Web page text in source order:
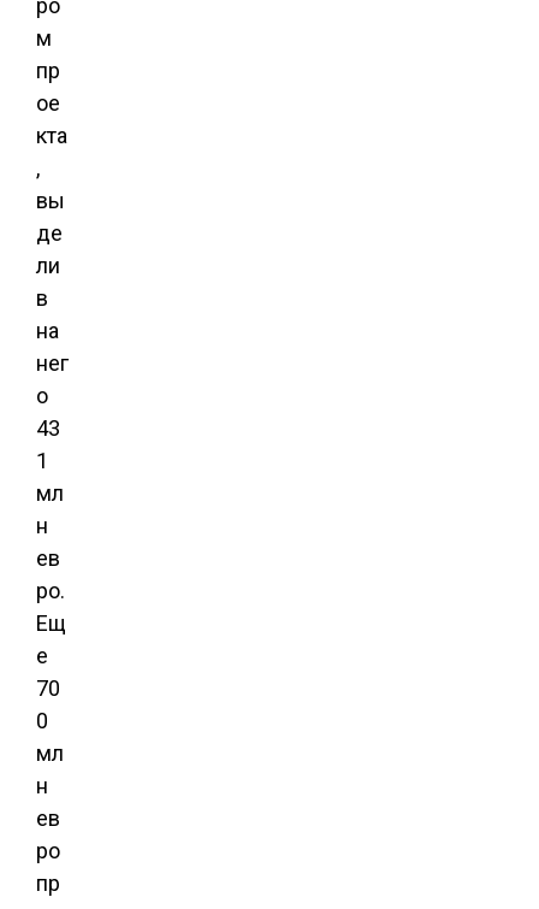
ро
м
пр
ое
кта
,
вы
де
ли
в
на
нег
о
43
1
мл
н
ев
ро.
Ещ
е
70
0
мл
н
ев
ро
пр